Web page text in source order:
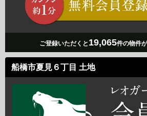
ご登録いただくと 19,065件の物件
船橋市夏見６丁目 土地